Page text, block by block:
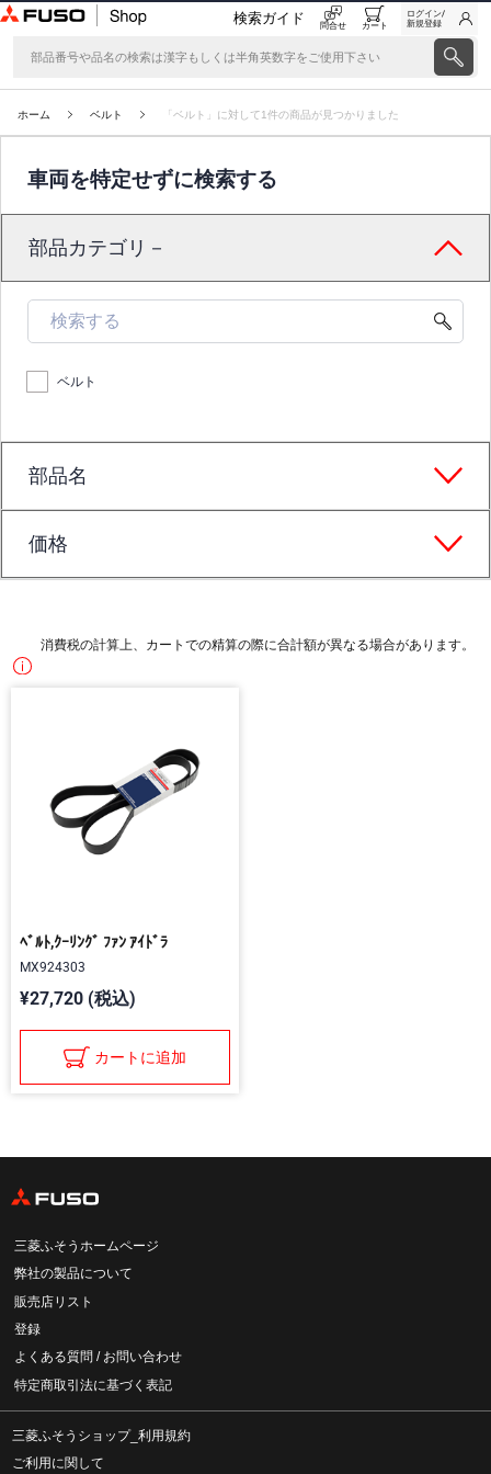
検索ガイド 問合せ カート
ログイン/
新規登録
ホーム ベルト 「ベルト」に対して1件の商品が見つかりました
車両を特定せずに検索する
部品カテゴリ－
ベルト
部品名
価格
消費税の計算上、カートでの精算の際に合計額が異なる場合があります。
ﾍﾞﾙﾄ,ｸｰﾘﾝｸﾞ ﾌｧﾝ ｱｲﾄﾞﾗ
MX924303
¥27,720 (税込)
カートに追加
三菱ふそうホームページ
弊社の製品について
販売店リスト
登録
よくある質問 / お問い合わせ
特定商取引法に基づく表記
三菱ふそうショップ_利用規約
ご利用に関して